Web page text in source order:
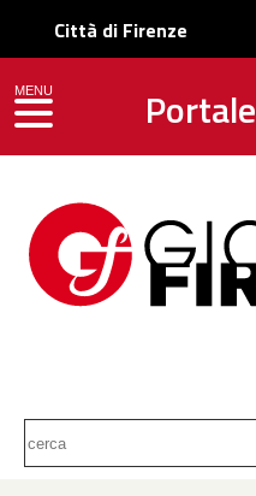
Città di Firenze
MENU
toggle navigation